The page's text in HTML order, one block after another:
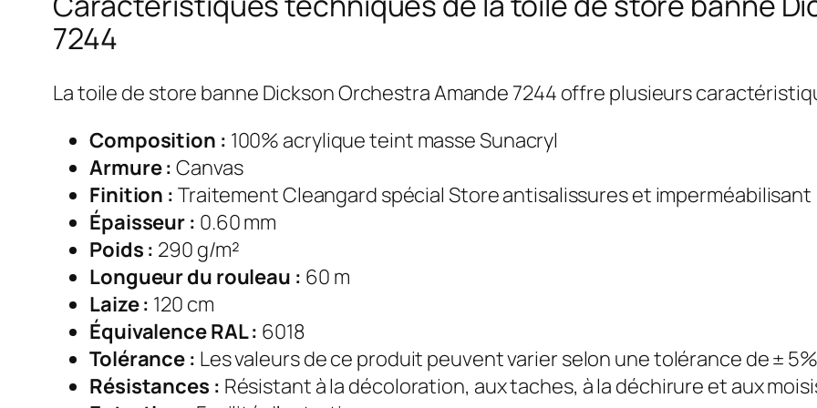
7244
La toile de store banne Dickson Orchestra Amande 7244 offre plusieurs
Composition : 100% acrylique teint masse Sunacryl
Armure : Canvas
Finition : Traitement Cleangard spécial Store antisalissures et imperméabilisant
Épaisseur : 0.60 mm
Poids : 290 g/m²
Longueur du rouleau : 60 m
Laize : 120 cm
Équivalence RAL : 6018
Tolérance : Les valeurs de ce produit peuvent varier selon une tolérance de ±
Résistances : Résistant à la décoloration, aux taches, à la déchirure et aux